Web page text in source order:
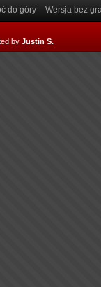
do góry Wersja bez
by Justin S.